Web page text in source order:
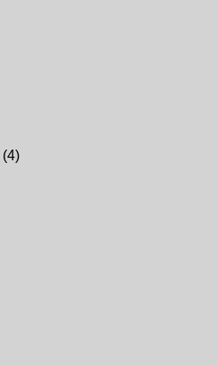
(4)